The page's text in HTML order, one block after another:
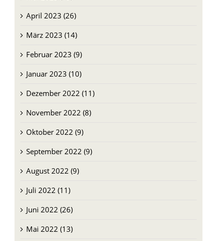
April 2023 (26)
März 2023 (14)
Februar 2023 (9)
Januar 2023 (10)
Dezember 2022 (11)
November 2022 (8)
Oktober 2022 (9)
September 2022 (9)
August 2022 (9)
Juli 2022 (11)
Juni 2022 (26)
Mai 2022 (13)